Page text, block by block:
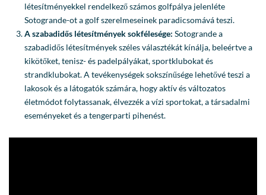
létesítményekkel rendelkező számos golfpálya jelenléte
Sotogrande-ot a golf szerelmeseinek paradicsomává teszi.
A szabadidős létesítmények sokfélesége: Sotogrande a
szabadidős létesítmények széles választékát kínálja, beleértve a
kikötőket, tenisz- és padelpályákat, sportklubokat és
strandklubokat. A tevékenységek sokszínűsége lehetővé teszi a
lakosok és a látogatók számára, hogy aktív és változatos
életmódot folytassanak, élvezzék a vízi sportokat, a társadalmi
eseményeket és a tengerparti pihenést.